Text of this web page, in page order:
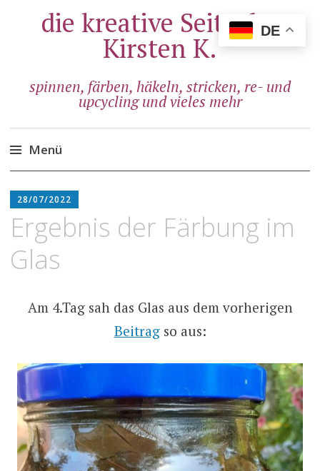
die kreative Seite der
Kirsten K.
spinnen, färben, häkeln, stricken, re- und
upcycling und vieles mehr
Menü
Inhalt
springen
28/07/2022
Ergebnis der Färbung im
Glas
Am 4.Tag sah das Glas aus dem vorherigen
Beitragso aus:
DE